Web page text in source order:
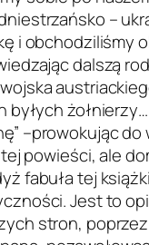
–
i obchodziliśmy
dalszą
byłych
–prowokując
powieści, ale
fabuła tej
Jest to
stron,